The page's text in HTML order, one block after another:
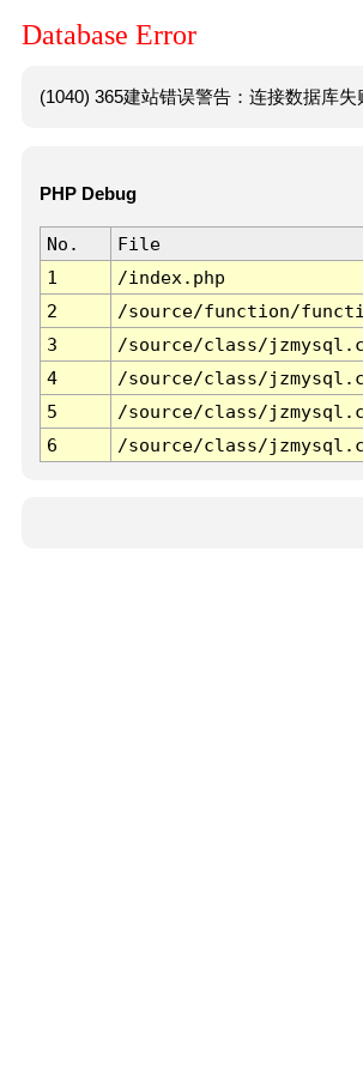
Database Error
(1040) 365建站错误警告：连接数据库
PHP Debug
No. File
1
/index.php
2
/source/function/
3
/source/class/
4
/source/class/
5
/source/class/
6
/source/class/